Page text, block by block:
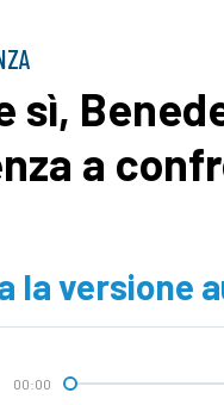
sì,
a
la versione
00:00